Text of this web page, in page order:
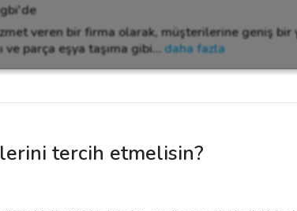
veren bir firma olarak, müşterilerine geniş bir
ve parça eşya taşıma gibi… daha fazla
tercih etmelisin?